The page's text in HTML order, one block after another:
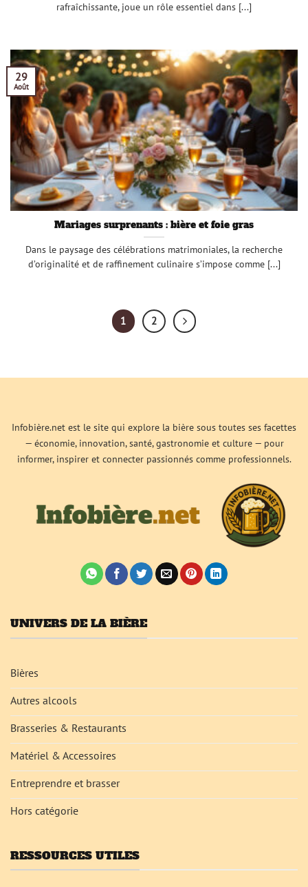
rafraîchissante, joue un rôle essentiel dans [...]
Mariages surprenants : bière et foie gras
Dans le paysage des célébrations matrimoniales, la recherche
d’originalité et de raffinement culinaire s’impose comme [...]
29
Août
1 2
Infobière.net est le site qui explore la bière sous toutes ses facettes
— économie, innovation, santé, gastronomie et culture — pour
informer, inspirer et connecter passionnés comme professionnels.
UNIVERS DE LA BIÈRE
Bières
Autres alcools
Brasseries & Restaurants
Matériel & Accessoires
Entreprendre et brasser
Hors catégorie
RESSOURCES UTILES